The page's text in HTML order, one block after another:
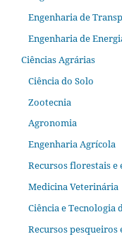
Engenharia de
Engenharia de
Ciências Agrárias
Ciência do Solo
Zootecnia
Agronomia
Engenharia Agrícola
Recursos florestais
Medicina Veterinária
Ciência e Tecnologia
Recursos pesqueiros